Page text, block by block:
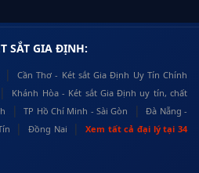
SẮT GIA ĐỊNH:
|
Cần Thơ - Két sắt Gia Định Uy Tín Chính
|
Khánh Hòa - Két sắt Gia Định uy tín, chất
| TP Hồ Chí Minh - Sài Gòn |
Đà Nẵng -
| Đồng Nai |
Xem tất cả đại lý tại 34